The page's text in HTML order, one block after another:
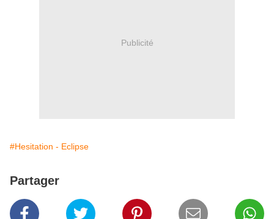
Publicité
#Hesitation - Eclipse
Partager